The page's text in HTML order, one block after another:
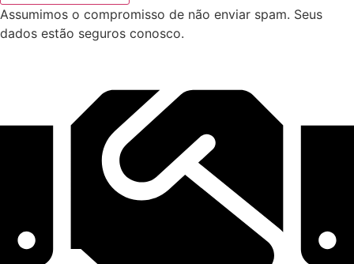
Assumimos o compromisso de não enviar spam. Seus
dados estão seguros conosco.